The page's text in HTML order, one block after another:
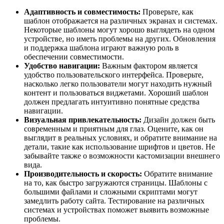
Адаптивность и совместимость: Проверьте, как
шаблон отображается на различных экранах и системах.
Некоторые шаблоны могут хорошо выглядеть на одном
устройстве, но иметь проблемы на других. Обновления
и поддержка шаблона играют важную роль в
обеспечении совместимости.
Удобство навигации: Важным фактором является
удобство пользовательского интерфейса. Проверьте,
насколько легко пользователи могут находить нужный
контент и пользоваться виджетами. Хороший шаблон
должен предлагать интуитивно понятные средства
навигации.
Визуальная привлекательность: Дизайн должен быть
современным и приятным для глаз. Оцените, как он
выглядит в реальных условиях, и обратите внимание на
детали, такие как использование шрифтов и цветов. Не
забывайте также о возможности кастомизации внешнего
вида.
Производительность и скорость: Обратите внимание
на то, как быстро загружаются страницы. Шаблоны с
большими файлами и сложными скриптами могут
замедлить работу сайта. Тестирование на различных
системах и устройствах поможет выявить возможные
проблемы.